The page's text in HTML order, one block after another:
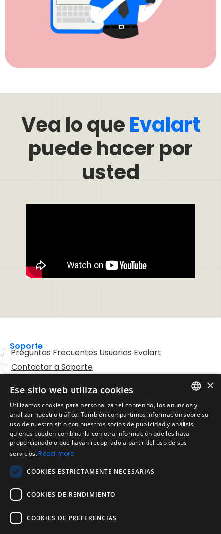
Vea lo queEvalart
puede hacer por
usted
Soporte
Preguntas Frecuentes Usuarios Evalart
Contactar a Soporte
Legal
Condiciones de Servicio
Aviso de privacidad
Política de cookies
Política de devoluciones
Acuerdo de licencia de usuario
Aviso legal
Política de uso aceptable
Empresa
Acerca de nosotros
ENGLISH
SPANISH
×
Ese sitio web utiliza cookies
Utilizamos cookies para personalizar el contenido, los anuncios y
analizar nuestro tráfico. También compartimos información sobre su
uso de nuestro sitio con nuestros socios de publicidad y análisis,
quienes pueden combinarla con otra información que les haya
proporcionado o que hayan recopilado a partir del uso de sus
servicios.Read more
COOKIES ESTRICTAMENTE NECESARIAS
COOKIES DE RENDIMIENTO
COOKIES DE PREFERENCIAS